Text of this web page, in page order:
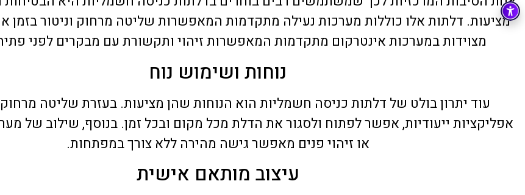
מציעות. דלתות אלו כוללות מערכות נעילה מתקדמות המאפשרות שליטה מרחוק וניטור בזמן
מצוידות במערכות אינטרקום מתקדמות המאפשרות זיהוי ותקשורת עם מבקרים לפני
נוחות ושימוש נוח
עוד יתרון בולט של דלתות כניסה חשמליות הוא הנוחות שהן מציעות. בעזרת שליטה
אפליקציות ייעודיות, אפשר לפתוח ולסגור את הדלת מכל מקום ובכל זמן. בנוסף, שילוב של
או זיהוי פנים מאפשר גישה מהירה ללא צורך במפתחות.
עיצוב מותאם אישית
אני ודיירי הבניין
החברה בלב שלם.